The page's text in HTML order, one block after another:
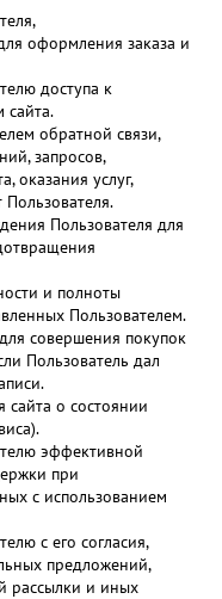
оформления заказа и
доступа к
сайта.
обратной связи,
запросов,
оказания услуг,
Пользователя для
и полноты
Пользователем.
совершения покупок
Пользователь дал
сайта о состоянии
эффективной
при
с использованием
с его согласия,
предложений,
рассылки и иных